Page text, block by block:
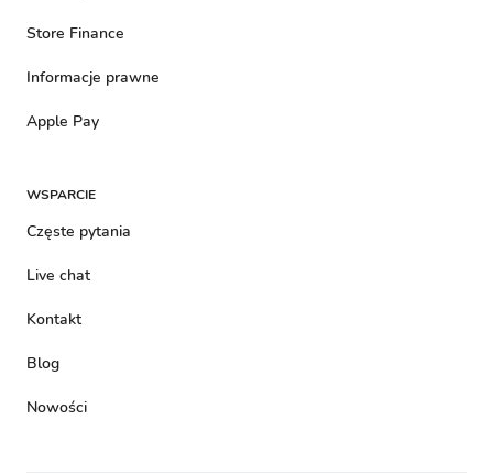
Store Finance
Informacje prawne
Apple Pay
WSPARCIE
Częste pytania
Live chat
Kontakt
Blog
Nowości